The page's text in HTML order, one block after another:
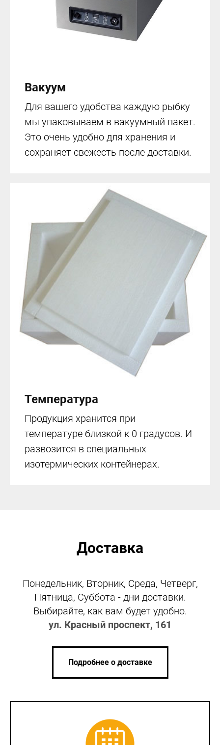
Вакуум
Для вашего удобства каждую рыбку
мы упаковываем в вакуумный пакет.
Это очень удобно для хранения и
сохраняет свежесть после доставки.
Температура
Продукция хранится при
температуре близкой к 0 градусов. И
развозится в специальных
изотермических контейнерах.
Доставка
Понедельник, Вторник, Среда, Четверг,
Пятница, Суббота - дни доставки.
Выбирайте, как вам будет удобно.
ул. Красный проспект, 161
Подробнее о доставке